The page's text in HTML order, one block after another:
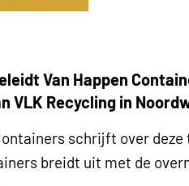
Van Happen
VLK Recycling in
schrijft over
breidt uit met de